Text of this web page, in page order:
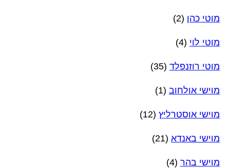
מוטי כהן (2)
מוטי לוי (4)
מוטי רוזנפלד (35)
מוישי אולחוב (1)
מוישי אוסטרליץ (12)
מוישי באנדא (21)
מוישי בהר (4)